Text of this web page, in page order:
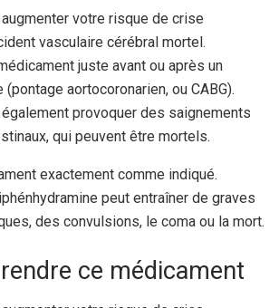
augmenter votre risque de crise
vasculaire cérébral mortel.
juste avant ou après un
aortocoronarien, ou CABG).
également provoquer des saignements
qui peuvent être mortels.
exactement comme indiqué.
peut entraîner de graves
des convulsions, le coma ou la mort.
ce médicament